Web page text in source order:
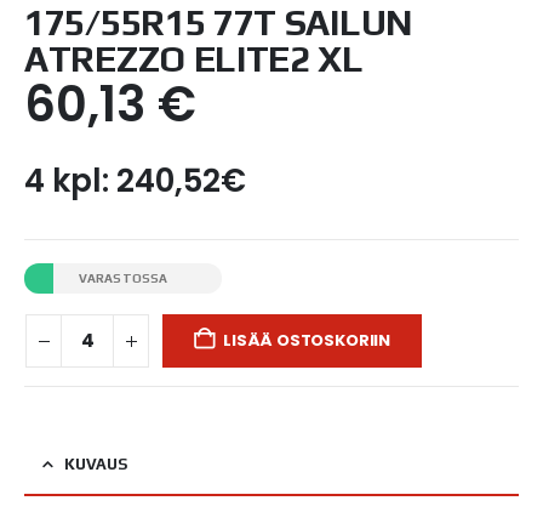
175/55R15 77T SAILUN
ATREZZO ELITE2 XL
60,13 €
4 kpl: 240,52€
VARASTOSSA
LISÄÄ OSTOSKORIIN
KUVAUS